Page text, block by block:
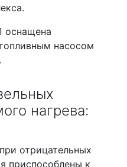
оснащена
насосом
нагрева:
отрицательных
приспособлены к